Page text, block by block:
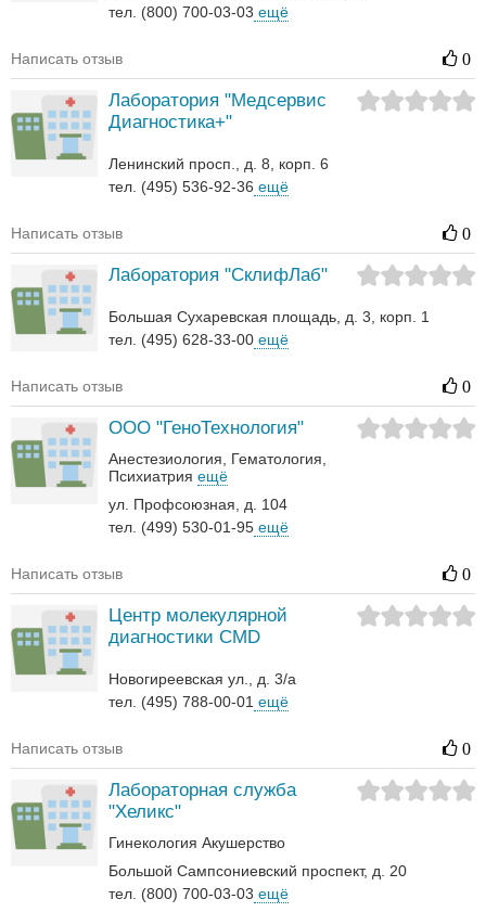
тел. (800) 700-03-03 ещё
Написать отзыв 0
Лаборатория "Медсервис
Диагностика+"
Ленинский просп., д. 8, корп. 6
тел. (495) 536-92-36 ещё
Написать отзыв 0
Лаборатория "СклифЛаб"
Большая Сухаревская площадь, д. 3, корп. 1
тел. (495) 628-33-00 ещё
Написать отзыв 0
ООО "ГеноТехнология"
Анестезиология
Гематология‎
Психиатрия ещё
ул. Профсоюзная, д. 104
тел. (499) 530-01-95 ещё
Написать отзыв 0
Центр молекулярной
диагностики CMD
Новогиреевская ул., д. 3/а
тел. (495) 788-00-01 ещё
Написать отзыв 0
Лабораторная служба
"Хеликс"
Гинекология Акушерство
Большой Сампсониевский проспект, д. 20
тел. (800) 700-03-03 ещё